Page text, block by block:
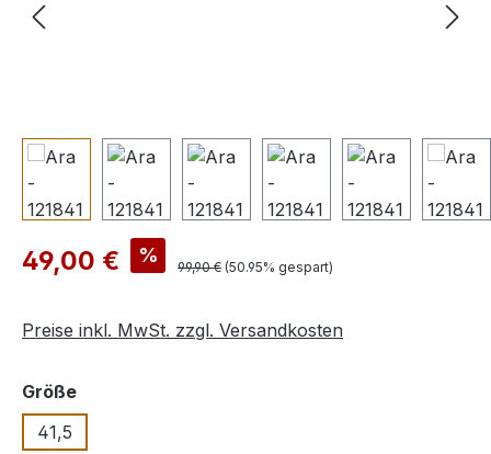
Verkaufspreis:
49,00 € % Regulärer Preis:
99,90 € (50.95% gespart)
Preise inkl. MwSt. zzgl. Versandkosten
Größeauswählen
41,5